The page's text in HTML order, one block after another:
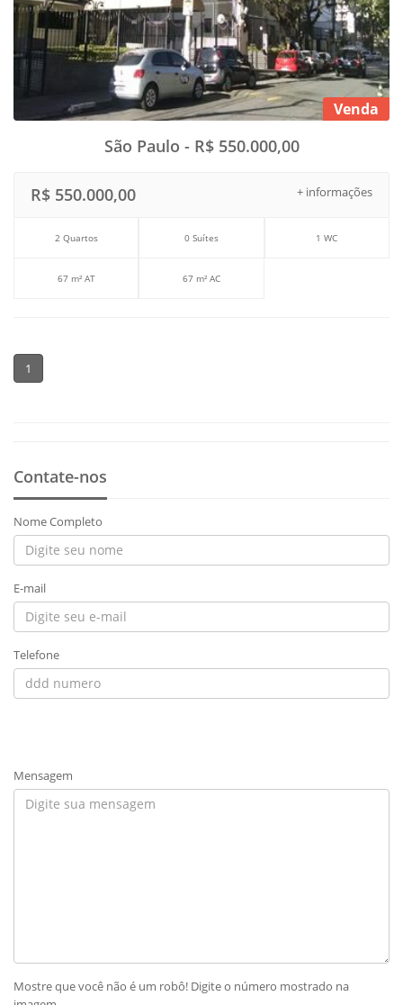
Venda
São Paulo - R$ 550.000,00
+ informações
R$ 550.000,00
2 Quartos 0 Suítes 1 WC
67 m² AT 67 m² AC
1
Contate-nos
Nome Completo
E-mail
Telefone
Mensagem
Mostre que você não é um robô! Digite o número mostrado na